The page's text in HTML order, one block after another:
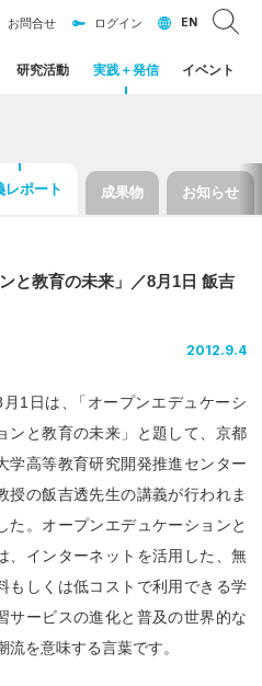
研究活動 実践＋発信 イベント
お問合せ ログイン EN
レポート 成果物 お知らせ
と教育の未来」 ／8月 1 日 飯吉
2012.9.4
月1日は
「オープンエデュケーシ
ンと教育の未来」と題して、京都
学高等教育研究開発推進センター
授の飯吉透先生の講義が行われま
た。オープンエデュケーションと
、インターネットを活用した、無
もしくは低コストで利用できる学
サービスの進化と普及の世界的な
流を意味する言葉です。